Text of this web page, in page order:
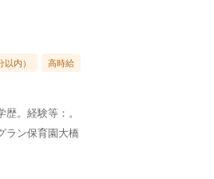
内） 高時給
。経験等：。
ラン保育園大橋